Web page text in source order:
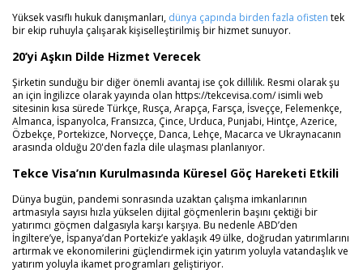
Yüksek vasıflı hukuk danışmanları, dünya çapında birden fazla ofisten tek
bir ekip ruhuyla çalışarak kişiselleştirilmiş bir hizmet sunuyor.
20’yi Aşkın Dilde Hizmet Verecek
Şirketin sunduğu bir diğer önemli avantaj ise çok dillilik. Resmi olarak şu
an için İngilizce olarak yayında olan https://tekcevisa.com/ isimli web
sitesinin kısa sürede Türkçe, Rusça, Arapça, Farsça, İsveççe, Felemenkçe,
Almanca, İspanyolca, Fransızca, Çince, Urduca, Punjabi, Hintçe, Azerice,
Özbekçe, Portekizce, Norveççe, Danca, Lehçe, Macarca ve Ukraynacanın
arasında olduğu 20'den fazla dile ulaşması planlanıyor.
Tekce Visa’nın Kurulmasında Küresel Göç Hareketi Etkili
Dünya bugün, pandemi sonrasında uzaktan çalışma imkanlarının
artmasıyla sayısı hızla yükselen dijital göçmenlerin başını çektiği bir
yatırımcı göçmen dalgasıyla karşı karşıya. Bu nedenle ABD’den
İngiltere’ye, İspanya’dan Portekiz’e yaklaşık 49 ülke, doğrudan yatırımlarını
artırmak ve ekonomilerini güçlendirmek için yatırım yoluyla vatandaşlık ve
yatırım yoluyla ikamet programları geliştiriyor.